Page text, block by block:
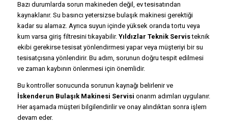
Bazı durumlarda sorun makineden değil, ev tesisatından
kaynaklanır. Su basıncı yetersizse bulaşık makinesi gerektiği
kadar su alamaz. Ayrıca suyun içinde yüksek oranda tortu veya
kum varsa giriş filtresini tıkayabilir. Yıldızlar Teknik Servisteknik
ekibi gerekirse tesisat yönlendirmesi yapar veya müşteriyi bir su
tesisatçısına yönlendirir. Bu adım, sorunun doğru tespit edilmesi
ve zaman kaybının önlenmesi için önemlidir.
Bu kontroller sonucunda sorunun kaynağı belirlenir ve
İskenderun Bulaşık Makinesi Servisi onarım adımları uygulanır.
Her aşamada müşteri bilgilendirilir ve onay alındıktan sonra işlem
devam eder.